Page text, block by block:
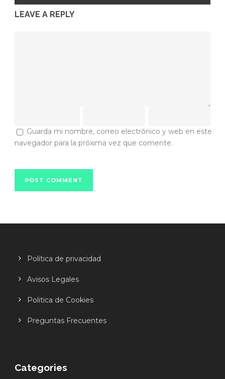
LEAVE A REPLY
Guarda mi nombre, correo electrónico y web en este
navegador para la próxima vez que comente.
Política de privacidad
Avisos Legales
Politica de Cookies
Preguntas Frecuentes
Categories